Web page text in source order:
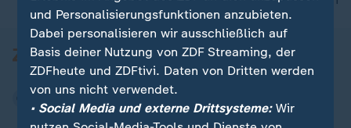
und Personalisierungsfunktionen anzubieten.
Dabei personalisieren wir ausschließlich auf
Basis deiner Nutzung von ZDF Streaming, der
ZDFheute und ZDFtivi. Daten von Dritten werden
von uns nicht verwendet.
• Social Media und externe Drittsysteme:Wir